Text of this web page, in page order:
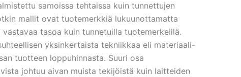
samoissa tehtaissa kuin tunnettujen
mallit ovat tuotemerkkiä lukuunottamatta
tasoa kuin tunnetuilla tuotemerkeillä.
yksinkertaista tekniikkaa eli materiaali-
tuotteen loppuhinnasta. Suuri osa
johtuu aivan muista tekijöistä kuin laitteiden